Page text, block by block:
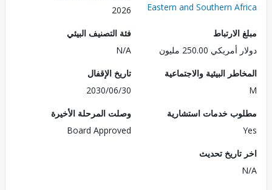
Eastern and Southern
2026
250.00 مليون
فئة التصنيف البيئي
N/A
البيئية والاجتماعية
تاريخ الإقفال
2030/06/30
خدمات استشارية
وصلت المرحلة الأخيرة
Board Approved
تحديث